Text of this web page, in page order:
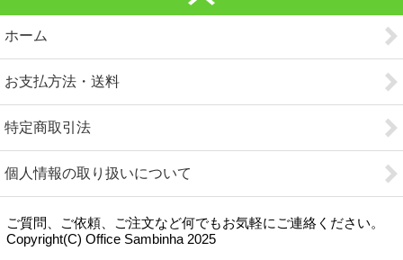
ホーム
お支払方法・送料
特定商取引法
個人情報の取り扱いについて
ご質問、ご依頼、ご注文など何でもお気軽にご連絡ください。
Copyright(C) Office Sambinha 2025